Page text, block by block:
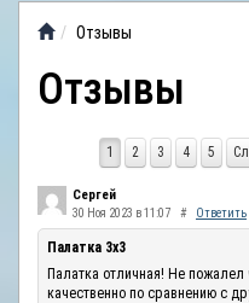
ВИДЕООБЗОР
ОТЗЫВЫ
Отзывы
Отзывы
1 2 3 4 5
Сергей
30 Ноя 2023 в 11:07 # Ответить
Палатка 3х3
Палатка отличная! Не
качественно по сравнению с